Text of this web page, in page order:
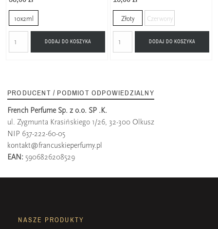
10x2ml
DODAJ DO KOSZYKA
Złoty Czerwony
DODAJ DO KOSZYKA
PRODUCENT / PODMIOT ODPOWIEDZIALNY
French Perfume Sp. z o.o. SP .K.
ul. Zygmunta Krasińskiego 1/26, 32-300 Olkusz
NIP 637-222-60-05
kontakt@francuskieperfumy.pl
EAN: 5906826208529
NASZE PRODUKTY